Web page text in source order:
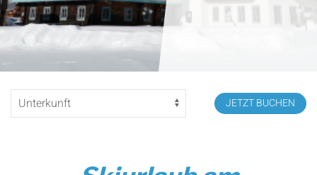
JETZT BUCHEN